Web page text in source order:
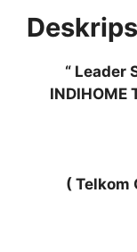
“ Leader
INDIHOME
( Telkom